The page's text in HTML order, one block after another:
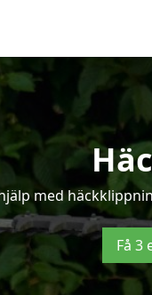
med
Få 3